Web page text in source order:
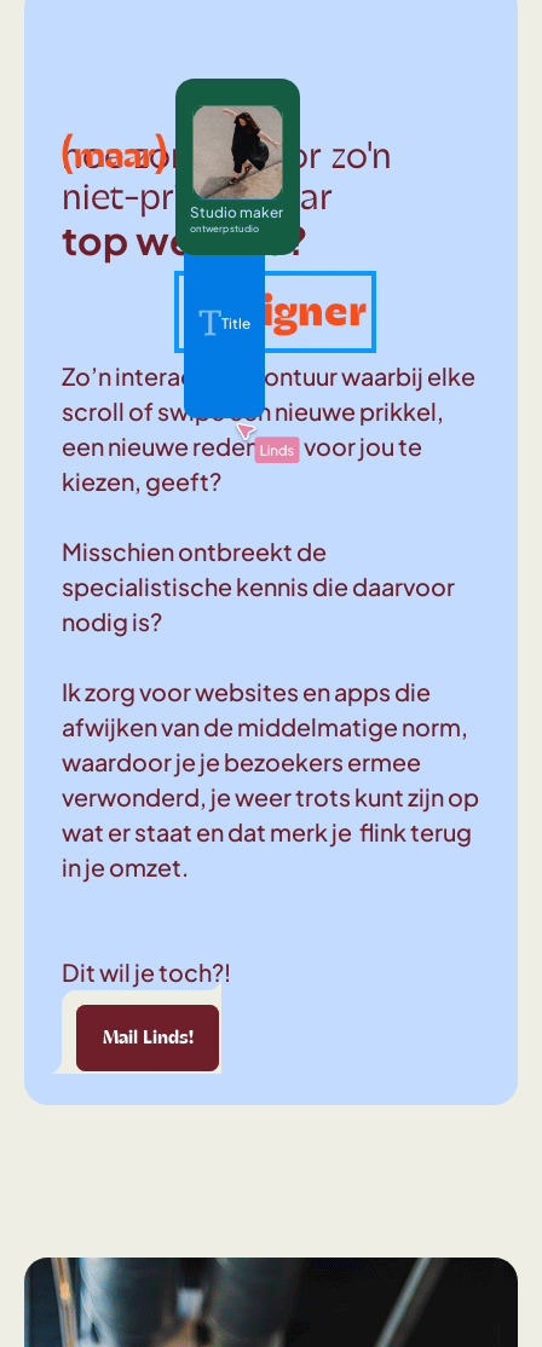
(maar)
hoe zorg je voor zo'n
niet-prima-maar
top website?
Designer
Title
Studio maker
ontwerp studio
Zo’n interactief avontuur waarbij elke
scroll of swipe een nieuwe prikkel,
een nieuwe reden om voor jou te
kiezen, geeft?
Misschien ontbreekt de
specialistische kennis die daarvoor
nodig is?
Ik zorg voor websites en apps die
afwijken van de middelmatige norm,
waardoor je je bezoekers ermee
verwonderd, je weer trots kunt zijn op
wat er staat en dat merk je flink terug
in je omzet.
Dit wil je toch?!
Mail Linds!
Mail Linds! Mail Linds!
How we work